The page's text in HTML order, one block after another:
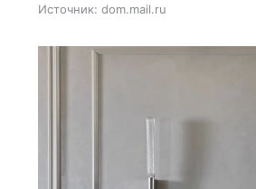
Источник: dom.mail.ru